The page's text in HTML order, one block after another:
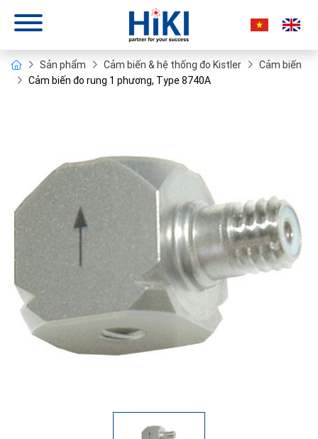
Sản phẩm Cảm biến & hệ thống đo Kistler
Cảm biến
Cảm biến đo rung 1 phương, Type 8740A